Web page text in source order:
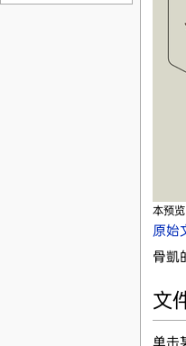
本预览
原始
骨凱
文
单击